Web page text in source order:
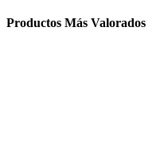
Productos Más Valorados